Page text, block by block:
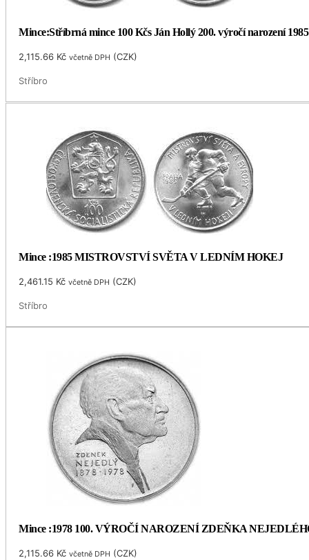
Mince:Stříbrná mince 100 Kčs Ján Hollý 200. výročí narození 1985
2,115.66 Kč včetně DPH (CZK)
Stříbro
Mince :1985 MISTROVSTVÍ SVĚTA V LEDNÍM HOKEJ
2,461.15 Kč včetně DPH (CZK)
Stříbro
Mince :1978 100. VÝROČÍ NAROZENÍ ZDEŇKA
2,115.66 Kč včetně DPH (CZK)